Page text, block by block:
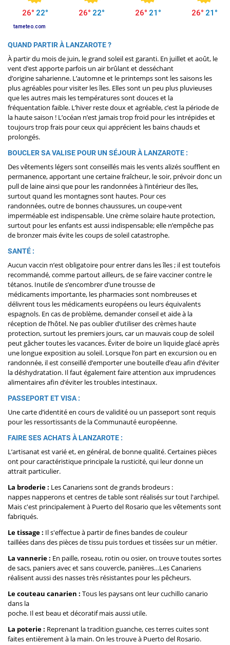
QUAND PARTIR À LANZAROTE ?
À partir du mois de juin, le grand soleil est garanti. En juillet et août, le
vent d’est apporte parfois un air brûlant et desséchant
d’origine saharienne. L’automne et le printemps sont les saisons les
plus agréables pour visiter les îles. Elles sont un peu plus pluvieuses
que les autres mais les températures sont douces et la
fréquentation faible. L’hiver reste doux et agréable, c’est la période de
la haute saison ! L’océan n’est jamais trop froid pour les intrépides et
toujours trop frais pour ceux qui apprécient les bains chauds et
prolongés.
BOUCLER SA VALISE POUR UN SÉJOUR À LANZAROTE :
Des vêtements légers sont conseillés mais les vents alizés soufflent en
permanence, apportant une certaine fraîcheur, le soir, prévoir donc un
pull de laine ainsi que pour les randonnées à l’intérieur des îles,
surtout quand les montagnes sont hautes. Pour ces
randonnées, outre de bonnes chaussures, un coupe-vent
imperméable est indispensable. Une crème solaire haute protection,
surtout pour les enfants est aussi indispensable; elle n’empêche pas
de bronzer mais évite les coups de soleil catastrophe.
SANTÉ :
Aucun vaccin n’est obligatoire pour entrer dans les îles ; il est toutefois
recommandé, comme partout ailleurs, de se faire vacciner contre le
tétanos. Inutile de s’encombrer d’une trousse de
médicaments importante, les pharmacies sont nombreuses et
délivrent tous les médicaments européens ou leurs équivalents
espagnols. En cas de problème, demander conseil et aide à la
réception de l’hôtel. Ne pas oublier d’utiliser des crèmes haute
protection, surtout les premiers jours, car un mauvais coup de soleil
peut gâcher toutes les vacances. Éviter de boire un liquide glacé après
une longue exposition au soleil. Lorsque l’on part en excursion ou en
randonnée, il est conseillé d’emporter une bouteille d’eau afin d’éviter
la déshydratation. Il faut également faire attention aux imprudences
alimentaires afin d’éviter les troubles intestinaux.
PASSEPORT ET VISA :
Une carte d’identité en cours de validité ou un passeport sont requis
pour les ressortissants de la Communauté européenne.
FAIRE SES ACHATS À LANZAROTE :
L’artisanat est varié et, en général, de bonne qualité. Certaines pièces
ont pour caractéristique principale la rusticité, qui leur donne un
attrait particulier.
La broderie : Les Canariens sont de grands brodeurs :
nappes napperons et centres de table sont réalisés sur tout l'archipel.
Mais c'est principalement à Puerto del Rosario que les vêtements sont
fabriqués.
Le tissage : Il s'effectue à partir de fines bandes de couleur
taillées dans des pièces de tissu puis tordues et tissées sur un métier.
La vannerie : En paille, roseau, rotin ou osier, on trouve toutes sortes
de sacs, paniers avec et sans couvercle, panières…Les Canariens
réalisent aussi des nasses très résistantes pour les pêcheurs.
Le couteau canarien : Tous les paysans ont leur cuchillo canario
dans la
poche. Il est beau et décoratif mais aussi utile.
La poterie : Reprenant la tradition guanche, ces terres cuites sont
faites entièrement à la main. On les trouve à Puerto del Rosario.